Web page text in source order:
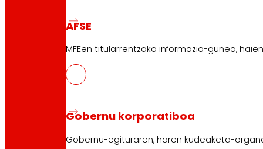
AFSE
MFEen titularrentzako informazio-gunea,
Gobernu korporatiboa
Gobernu-egituraren, haren kudeaketa-